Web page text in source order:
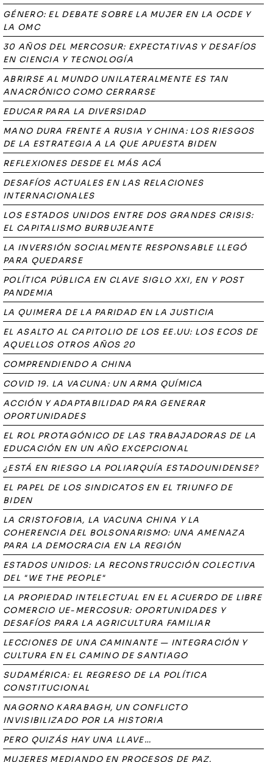
GÉNERO: EL DEBATE SOBRE LA MUJER EN LA OCDE Y
LA OMC
30 AÑOS DEL MERCOSUR: EXPECTATIVAS Y DESAFÍOS
EN CIENCIA Y TECNOLOGÍA
ABRIRSE AL MUNDO UNILATERALMENTE ES TAN
ANACRÓNICO COMO CERRARSE
EDUCAR PARA LA DIVERSIDAD
MANO DURA FRENTE A RUSIA Y CHINA: LOS RIESGOS
DE LA ESTRATEGIA A LA QUE APUESTA BIDEN
REFLEXIONES DESDE EL MÁS ACÁ
DESAFÍOS ACTUALES EN LAS RELACIONES
INTERNACIONALES
LOS ESTADOS UNIDOS ENTRE DOS GRANDES CRISIS:
EL CAPITALISMO BURBUJEANTE
LA INVERSIÓN SOCIALMENTE RESPONSABLE LLEGÓ
PARA QUEDARSE
POLÍTICA PÚBLICA EN CLAVE SIGLO XXI, EN Y POST
PANDEMIA
LA QUIMERA DE LA PARIDAD EN LA JUSTICIA
EL ASALTO AL CAPITOLIO DE LOS EE.UU: LOS ECOS DE
AQUELLOS OTROS AÑOS 20
COMPRENDIENDO A CHINA
COVID 19. LA VACUNA: UN ARMA QUÍMICA
ACCIÓN Y ADAPTABILIDAD PARA GENERAR
OPORTUNIDADES
EL ROL PROTAGÓNICO DE LAS TRABAJADORAS DE LA
EDUCACIÓN EN UN AÑO EXCEPCIONAL
¿ESTÁ EN RIESGO LA POLIARQUÍA ESTADOUNIDENSE?
EL PAPEL DE LOS SINDICATOS EN EL TRIUNFO DE
BIDEN
LA CRISTOFOBIA, LA VACUNA CHINA Y LA
COHERENCIA DEL BOLSONARISMO: UNA AMENAZA
PARA LA DEMOCRACIA EN LA REGIÓN
ESTADOS UNIDOS: LA RECONSTRUCCIÓN COLECTIVA
DEL "WE THE PEOPLE"
LA PROPIEDAD INTELECTUAL EN EL ACUERDO DE LIBRE
COMERCIO UE-MERCOSUR: OPORTUNIDADES Y
DESAFÍOS PARA LA AGRICULTURA FAMILIAR
LECCIONES DE UNA CAMINANTE — INTEGRACIÓN Y
CULTURA EN EL CAMINO DE SANTIAGO
SUDAMÉRICA: EL REGRESO DE LA POLÍTICA
CONSTITUCIONAL
NAGORNO KARABAGH, UN CONFLICTO
INVISIBILIZADO POR LA HISTORIA
PERO QUIZÁS HAY UNA LLAVE…
MUJERES MEDIANDO EN PROCESOS DE PAZ.